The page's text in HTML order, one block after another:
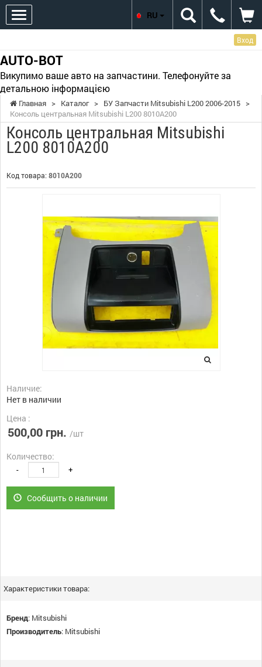
Вход
AUTO-BOT
Викупимо ваше авто на запчастини. Телефонуйте за
детальною інформацією
RU
Главная > Каталог > БУ Запчасти Mitsubishi L200 2006-2015 >
Консоль центральная Mitsubishi L200 8010A200
Консоль центральная Mitsubishi
L200 8010A200
Код товара: 8010A200
Наличие:
Нет в наличии
Цена :
500,00 грн. /шт
Количество:
- +
Сообщить о наличии
Характеристики товара:
Бренд: Mitsubishi
Производитель: Mitsubishi